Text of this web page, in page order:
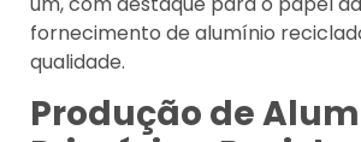
fornecimento de alumínio
qualidade.
Produção de